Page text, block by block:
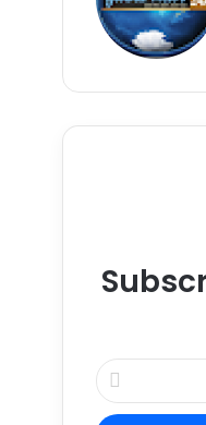
Enter
your
Email